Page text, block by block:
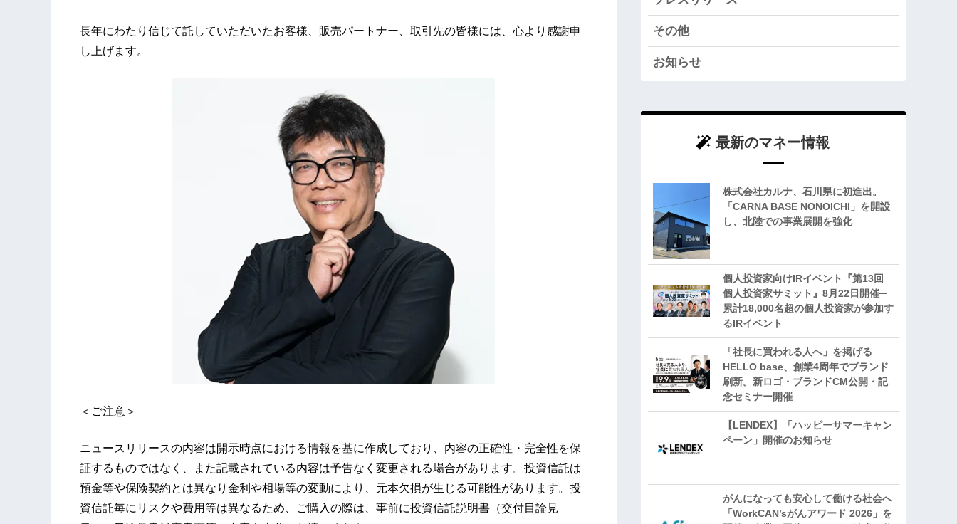
長年にわたり信じて託していただいたお客様、販売パートナー、取引先の皆様には、心より感謝申
し上げます。
＜ご注意＞
ニュースリリースの内容は開示時点における情報を基に作成しており、内容の正確性・完全性を保
証するものではなく、また記載されている内容は予告なく変更される場合があります。投資信託は
預金等や保険契約とは異なり金利や相場等の変動により、 元本欠損が生じる可能性があります。 投
資信託毎にリスクや費用等は異なるため、ご購入の際は、事前に投資信託説明書（交付目論見
その他
お知らせ
最新のマネー情報
株式会社カルナ、石川県に初進出。
「CARNA BASE NONOICHI」を開設
し、北陸での事業展開を強化
個人投資家向けIRイベント『第13回
個人投資家サミット』8月22日開催─
累計18,000名超の個人投資家が参加す
るIRイベント
「社長に買われる人へ」を掲げる
HELLO base、創業4周年でブランド
刷新。新ロゴ・ブランドCM公開・記
念セミナー開催
【LENDEX】「ハッピーサマーキャン
ペーン」開催のお知らせ
がんになっても安心して働ける社会へ
「WorkCAN’sがんアワード 2026」を